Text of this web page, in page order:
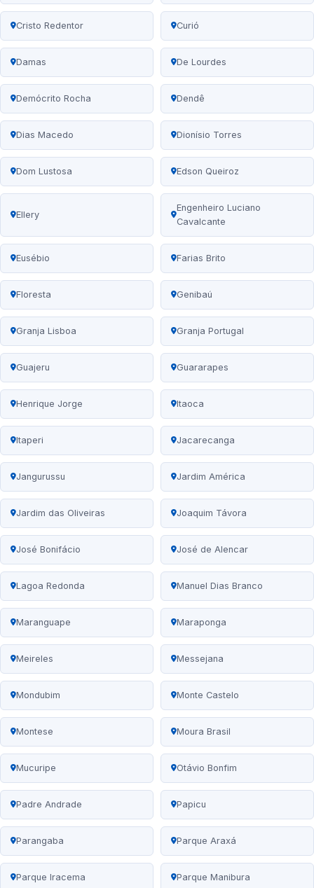
Cristo Redentor Curió
Damas De Lourdes
Demócrito Rocha Dendê
Dias Macedo Dionísio Torres
Dom Lustosa Edson Queiroz
Ellery
Engenheiro Luciano
Cavalcante
Eusébio Farias Brito
Floresta Genibaú
Granja Lisboa Granja Portugal
Guajeru Guararapes
Henrique Jorge Itaoca
Itaperi Jacarecanga
Jangurussu Jardim América
Jardim das Oliveiras Joaquim Távora
José Bonifácio José de Alencar
Lagoa Redonda Manuel Dias Branco
Maranguape Maraponga
Meireles Messejana
Mondubim Monte Castelo
Montese Moura Brasil
Mucuripe Otávio Bonfim
Padre Andrade Papicu
Parangaba Parque Araxá
Parque Iracema Parque Manibura